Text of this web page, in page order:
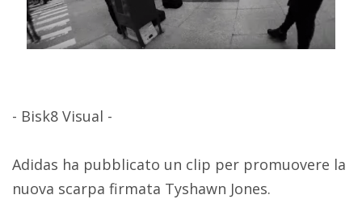
- Bisk8 Visual -
Adidas ha pubblicato un clip per promuovere la
nuova scarpa firmata Tyshawn Jones.